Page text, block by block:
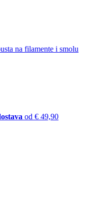
na filamente i smolu
od € 49,90